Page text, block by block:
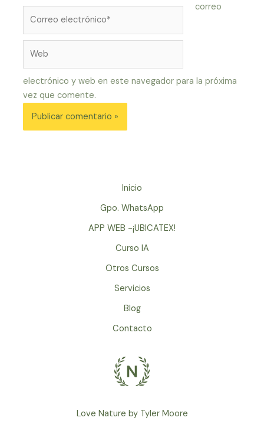
electrónico*
correo
electrónico y web en este navegador para la próxima
vez que comente.
Inicio
Gpo. WhatsApp
APP WEB -¡UBICATEX!
Curso IA
Otros Cursos
Servicios
Blog
Contacto
Love Nature by Tyler Moore